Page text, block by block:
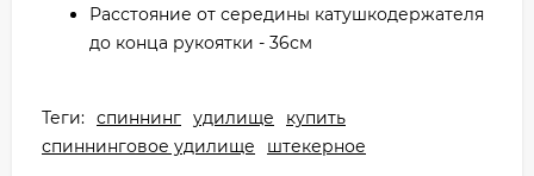
Расстояние от середины катушкодержателя
до конца рукоятки - 36см
Теги: спиннинг удилище
купить
спиннинговое удилище
штекерное